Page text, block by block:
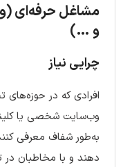
مشاغل حرفه‌ای
و …)
چرایی نیاز
افرادی که در
وب‌سایت شخصی یا
به‌طور شفاف معرفی
دهند و با مخاطبان